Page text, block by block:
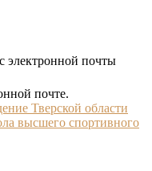
электронной почты
почте.
Тверской области
высшего спортивного